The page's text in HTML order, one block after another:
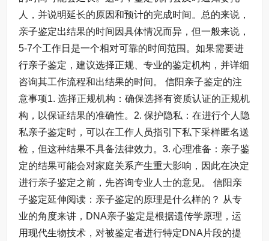
人，并说明延长的原因和预计的完成时间。总的来说，
亲子鉴定出结果的时间因具体情况而异，但一般来说，
5-7个工作日是一个相对可靠的时间范围。如果需要进
行亲子鉴定，建议选择正规、专业的鉴定机构，并详细
咨询其工作流程和出结果的时间。 信阳亲子鉴定的注
意事项1. 选择正规机构：确保选择有资质认证的正规机
构，以保证结果的准确性。2. 保护隐私：在进行个人隐
私亲子鉴定时，可以在工作人员指引下私下采样匿名送
检，但这种结果不具备法律效力。3. 心理准备：亲子鉴
定的结果可能会对家庭关系产生重大影响，因此在决定
进行亲子鉴定之前，先咨询专业人士的意见。 信阳亲
子鉴定延伸阅读：亲子鉴定的原理是什么样的？ 从专
业的角度来讲，DNA亲子鉴定是根据遗传学原理，运
用现代生物技术，对被鉴定者进行特定DNA片段的提